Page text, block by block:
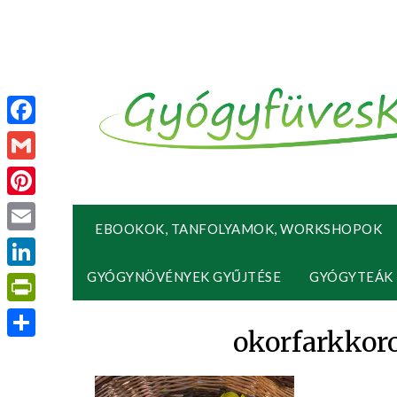
EBOOKOK, TANFOLYAMOK, WORKSHOPOK
GYÓGYNÖVÉNYEK GYŰJTÉSE GYÓGYTEÁK
Facebook
Gmail
Pinterest
Email
LinkedIn
PrintFriendly